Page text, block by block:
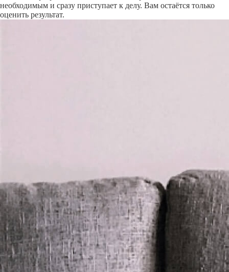
необходимым и сразу приступает к делу. Вам остаётся только
оценить результат.